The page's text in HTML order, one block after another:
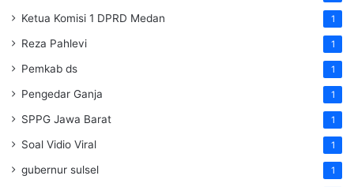
Ketua Komisi 1 DPRD Medan 1
Reza Pahlevi 1
Pemkab ds 1
Pengedar Ganja 1
SPPG Jawa Barat 1
Soal Vidio Viral 1
gubernur sulsel 1